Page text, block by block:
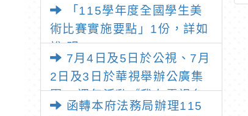
「115學年度全國學生美
術比賽實施要點」1份，詳如
說 明
7月4日及5日於公視、7月
2日及3日於華視舉辦公廣集
團20週年活動《我在電視台
玩了一整天》
函轉本府法務局辦理115
語） 教學支援工作人
員進階認證通過清冊公
告